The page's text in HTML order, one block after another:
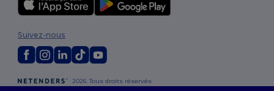
2026. Tous droits réservés
Suivez-nous